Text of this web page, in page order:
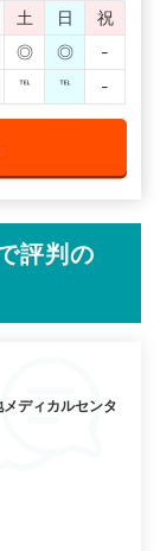
土 日
祝
◎ ◎
-
℡ ℡ -
評判の
ディカルセンタ